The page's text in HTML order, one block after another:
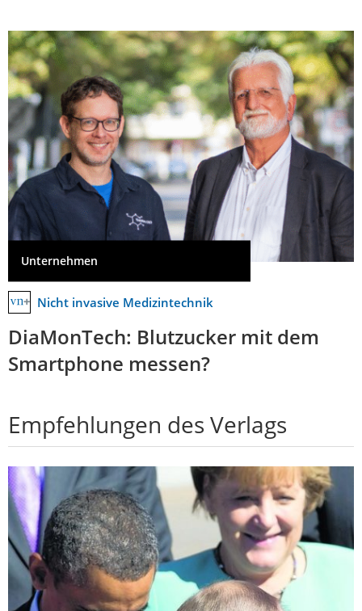
Unternehmen
Nicht invasive Medizintechnik
DiaMonTech: Blutzucker mit dem
Smartphone messen?
Empfehlungen des Verlags